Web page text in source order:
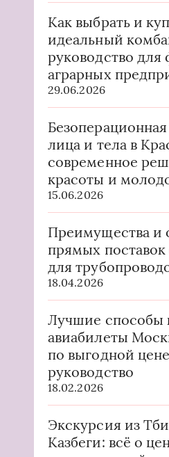
Как выбрать и
идеальный
руководство
аграрных
29.06.2026
лица и тела в
современное
красоты и
15.06.2026
Преимущества и
прямых
для
18.04.2026
Лучшие способы
авиабилеты
по выгодной
руководство
18.02.2026
Экскурсия из
Казбеги: всё о